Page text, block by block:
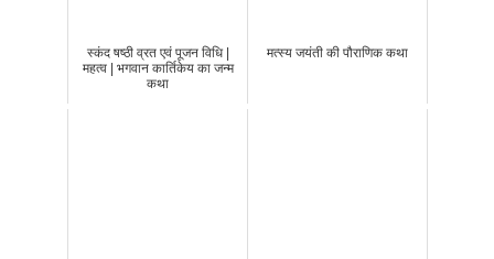
स्कंद षष्ठी व्रत एवं पूजन विधि |
महत्व | भगवान कार्तिकेय का जन्म
कथा
मत्स्य जयंती की पौराणिक कथा